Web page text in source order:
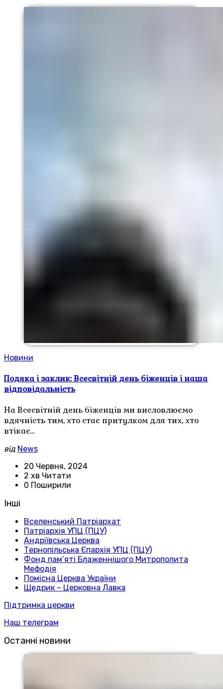
Новини
Подяка і заклик: Всесвітній день біженців і наша
відповідальність
На Всесвітній день біженців ми висловлюємо
вдячність тим, хто стає притулком для тих, хто
втікає…
від News
20 Червня, 2024
2 хв Читати
0 Поширили
Інші
Вселенський Патріархат
Патріархія УПЦ (ПЦУ)
Андріївська Церква
Тернопільська Єпархія УПЦ (ПЦУ)
Фонд пам’яті Блаженнішого Митрополита
Мефодія
Помісна Церква України
Щедрик – Церковна Лавка
Підтримка церкви
Наш телеграм
Останні новини